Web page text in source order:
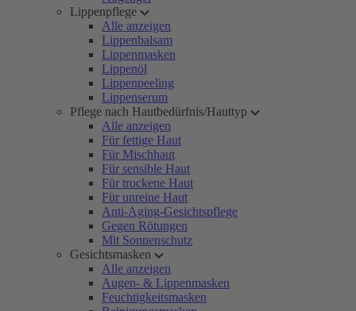
Lippenpflege
Alle anzeigen
Lippenbalsam
Lippenmasken
Lippenöl
Lippenpeeling
Lippenserum
Pflege nach Hautbedürfnis/Hauttyp
Alle anzeigen
Für fettige Haut
Für Mischhaut
Für sensible Haut
Für trockene Haut
Für unreine Haut
Anti-Aging-Gesichtspflege
Gegen Rötungen
Mit Sonnenschutz
Gesichtsmasken
Alle anzeigen
Augen- & Lippenmasken
Feuchtigkeitsmasken